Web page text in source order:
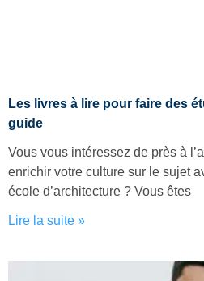
Les livres à lire pour faire des
guide
Vous vous intéressez de près à
enrichir votre culture sur le sujet
école d’architecture ? Vous êtes
Lire la suite »